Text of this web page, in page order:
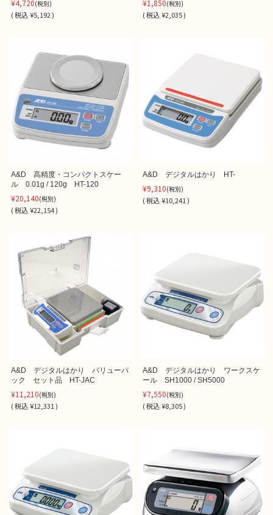
¥4,720(税別)
(税込¥5,192 )
¥1,850(税別)
(税込 ¥2,035 )
A&D 高精度・コンパクトスケー
ル 0.01g / 120g HT-120
¥20,140(税別)
(税込¥22,154 )
A&D デジタルはかり HT-
¥9,310(税別)
(税込 ¥10,241 )
A&D デジタルはかり バリューパ
ック セット品 HT-JAC
¥11,210(税別)
(税込¥12,331 )
A&D デジタルはかり ワークスケ
ール SH1000 / SH5000
¥7,550(税別)
(税込 ¥8,305 )